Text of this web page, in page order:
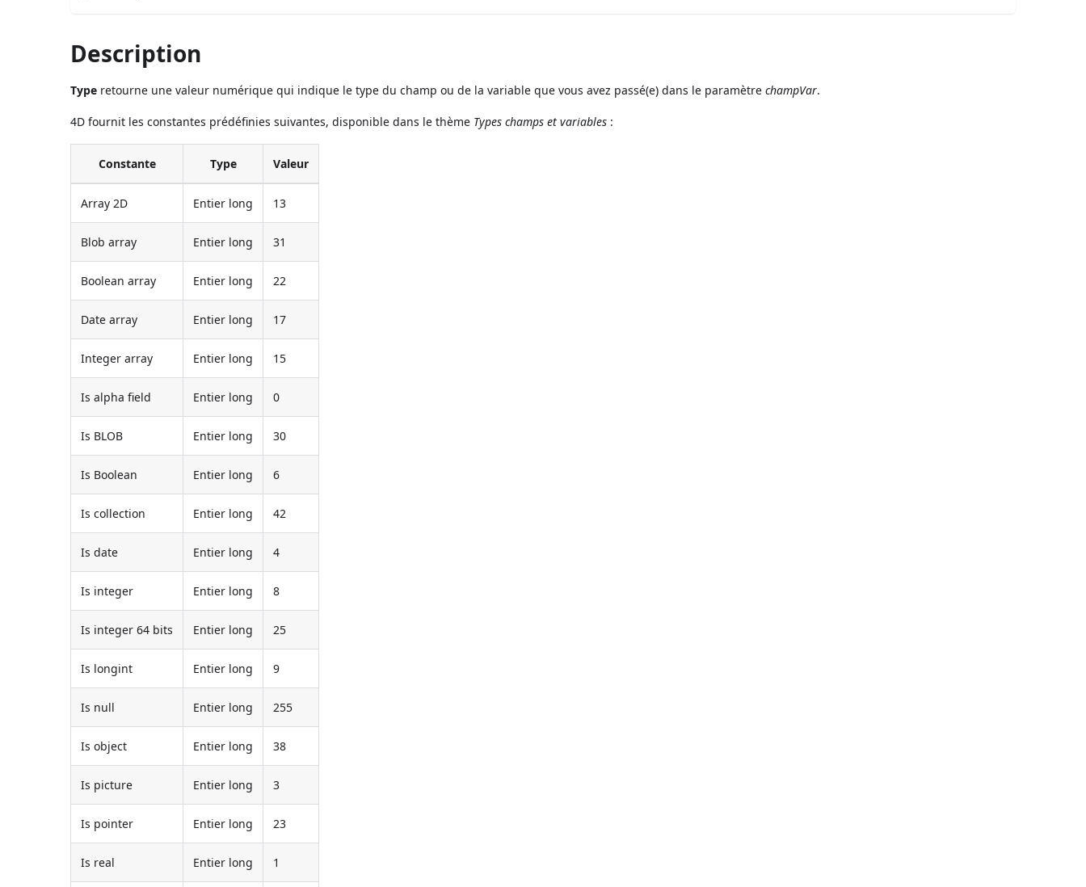
Description
Type retourne une valeur numérique qui indique le type du champ ou de la variable que vous avez passé(e) dans le paramètrechampVar.
4D fournit les constantes prédéfinies suivantes, disponible dans le thème Types champs et variables :
Constante Type Valeur
Array 2D Entier long 13
Blob array Entier long 31
Boolean array Entier long 22
Date array Entier long 17
Integer array Entier long 15
Is alpha field Entier long 0
Is BLOB Entier long 30
Is Boolean Entier long 6
Is collection Entier long 42
Is date Entier long 4
Is integer Entier long 8
Is integer 64 bits Entier long 25
Is longint Entier long 9
Is null Entier long 255
Is object Entier long 38
Is picture Entier long 3
Is pointer Entier long 23
Is real Entier long 1